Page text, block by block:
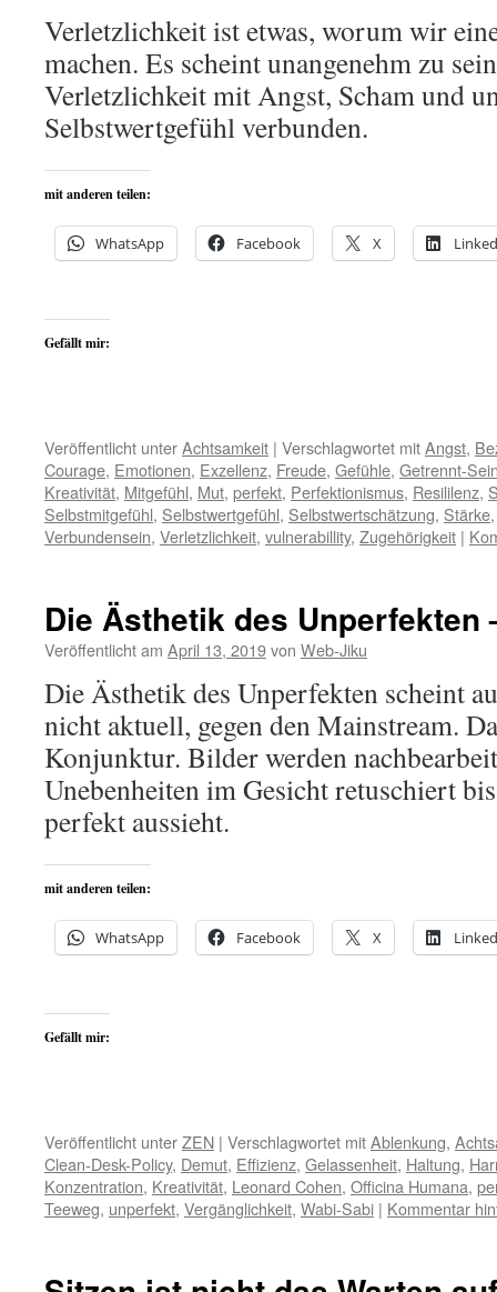
Verletzlichkeit ist etwas, worum wir
machen. Es scheint unangenehm zu
Verletzlichkeit mit Angst, Scham und
Selbstwertgefühl verbunden.
mit anderen teilen:
WhatsApp Facebook X
Gefällt mir:
Veröffentlicht unterAchtsamkeit | Verschlagwortet mitAngst,
Courage, Emotionen, Exzellenz, Freude, Gefühle, Getrennt-
Kreativität, Mitgefühl, Mut, perfekt, Perfektionismus, Resililenz,
Selbstmitgefühl, Selbstwertgefühl, Selbstwertschätzung, Stärke
Verbundensein, Verletzlichkeit, vulnerabillity, Zugehörigkeit |
Die Ästhetik des Unperfekten
Veröffentlicht am April 13, 2019von Web-Jiku
Die Ästhetik des Unperfekten scheint
nicht aktuell, gegen den Mainstream.
Konjunktur. Bilder werden
Unebenheiten im Gesicht retuschiert
perfekt aussieht.
mit anderen teilen:
WhatsApp Facebook X
Gefällt mir:
Veröffentlicht unterZEN | Verschlagwortet mitAblenkung,
Clean-Desk-Policy, Demut, Effizienz, Gelassenheit, Haltung,
Konzentration, Kreativität, Leonard Cohen, Officina Humana,
Teeweg, unperfekt, Vergänglichkeit, Wabi-Sabi | Kommentar